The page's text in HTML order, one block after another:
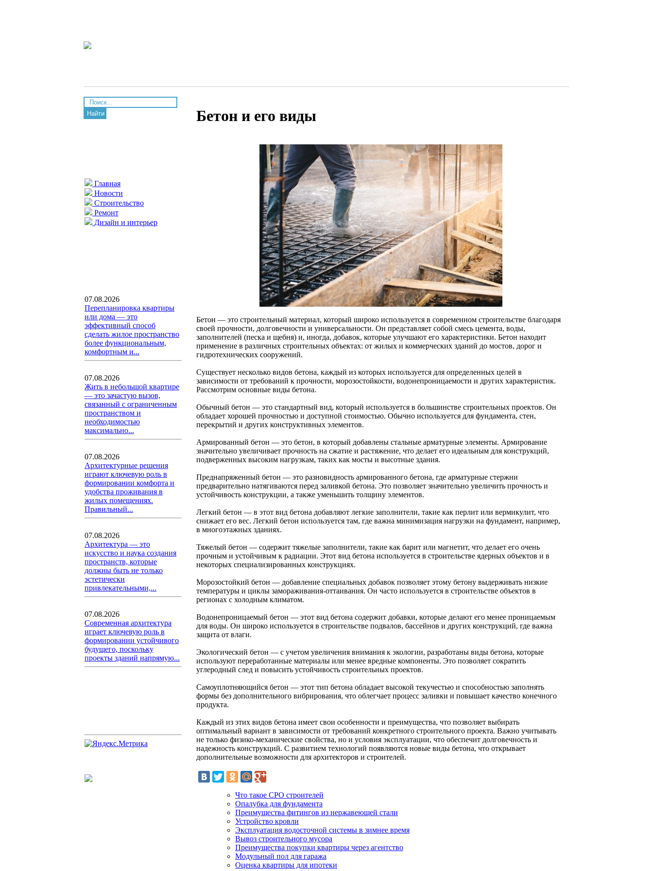
Найти
Главная
Новости
Строительство
Ремонт
Дизайн и интерьер
07.08.2026
Перепланировка квартиры
или дома — это
эффективный способ
сделать жилое пространство
более функциональным,
комфортным и...
07.08.2026
Жить в небольшой квартире
— это зачастую вызов,
связанный с ограниченным
пространством и
необходимостью
максимально...
07.08.2026
Архитектурные решения
играют ключевую роль в
формировании комфорта и
удобства проживания в
жилых помещениях.
Правильный...
07.08.2026
Архитектура — это
искусство и наука создания
пространств, которые
должны быть не только
эстетически
привлекательными,...
07.08.2026
Современная архитектура
играет ключевую роль в
формировании устойчивого
будущего, поскольку
проекты зданий напрямую...
Бетон и его виды
Бетон — это строительный материал, который широко используется в современном строительстве благодаря
своей прочности, долговечности и универсальности. Он представляет собой смесь цемента, воды,
заполнителей (песка и щебня) и, иногда, добавок, которые улучшают его характеристики. Бетон находит
применение в различных строительных объектах: от жилых и коммерческих зданий до мостов, дорог и
гидротехнических сооружений.
Существует несколько видов бетона, каждый из которых используется для определенных целей в
зависимости от требований к прочности, морозостойкости, водонепроницаемости и других характеристик.
Рассмотрим основные виды бетона.
Обычный бетон — это стандартный вид, который используется в большинстве строительных проектов. Он
обладает хорошей прочностью и доступной стоимостью. Обычно используется для фундамента, стен,
перекрытий и других конструктивных элементов.
Армированный бетон — это бетон, в который добавлены стальные арматурные элементы. Армирование
значительно увеличивает прочность на сжатие и растяжение, что делает его идеальным для конструкций,
подверженных высоким нагрузкам, таких как мосты и высотные здания.
Преднапряженный бетон — это разновидность армированного бетона, где арматурные стержни
предварительно натягиваются перед заливкой бетона. Это позволяет значительно увеличить прочность и
устойчивость конструкции, а также уменьшить толщину элементов.
Легкий бетон — в этот вид бетона добавляют легкие заполнители, такие как перлит или вермикулит, что
снижает его вес. Легкий бетон используется там, где важна минимизация нагрузки на фундамент, например,
в многоэтажных зданиях.
Тяжелый бетон — содержит тяжелые заполнители, такие как барит или магнетит, что делает его очень
прочным и устойчивым к радиации. Этот вид бетона используется в строительстве ядерных объектов и в
некоторых специализированных конструкциях.
Морозостойкий бетон — добавление специальных добавок позволяет этому бетону выдерживать низкие
температуры и циклы замораживания-оттаивания. Он часто используется в строительстве объектов в
регионах с холодным климатом.
Водонепроницаемый бетон — этот вид бетона содержит добавки, которые делают его менее проницаемым
для воды. Он широко используется в строительстве подвалов, бассейнов и других конструкций, где важна
защита от влаги.
Экологический бетон — с учетом увеличения внимания к экологии, разработаны виды бетона, которые
используют переработанные материалы или менее вредные компоненты. Это позволяет сократить
углеродный след и повысить устойчивость строительных проектов.
Самоуплотняющийся бетон — этот тип бетона обладает высокой текучестью и способностью заполнять
формы без дополнительного вибрирования, что облегчает процесс заливки и повышает качество конечного
продукта.
Каждый из этих видов бетона имеет свои особенности и преимущества, что позволяет выбирать
оптимальный вариант в зависимости от требований конкретного строительного проекта. Важно учитывать
не только физико-механические свойства, но и условия эксплуатации, что обеспечит долговечность и
надежность конструкций. С развитием технологий появляются новые виды бетона, что открывает
дополнительные возможности для архитекторов и строителей.
Что такое СРО строителей
Опалубка для фундамента
Преимущества фитингов из нержавеющей стали
Устройство кровли
Эксплуатация водосточной системы в зимнее время
Вывоз строительного мусора
Преимущества покупки квартиры через агентство
Модульный пол для гаража
Оценка квартиры для ипотеки